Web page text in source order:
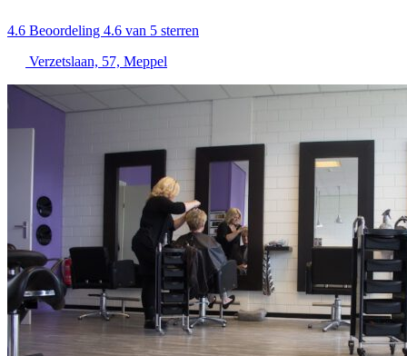
4.6 Beoordeling 4.6 van 5 sterren
Verzetslaan, 57, Meppel